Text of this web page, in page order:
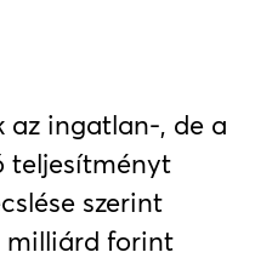
az ingatlan-, de a
teljesítményt
szerint
milliárd forint